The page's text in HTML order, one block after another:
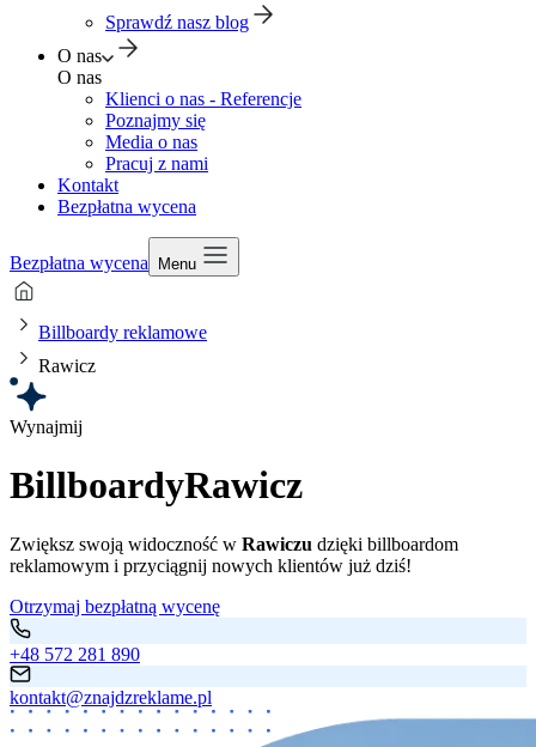
Sprawdź nasz blog
O nas
O nas
Klienci o nas - Referencje
Poznajmy się
Media o nas
Pracuj z nami
Kontakt
Bezpłatna wycena
Bezpłatna wycena Menu
Billboardy reklamowe
Rawicz
Wynajmij
BillboardyRawicz
Zwiększ swoją widoczność w Rawiczu dzięki billboardom
reklamowym i przyciągnij nowych klientów już dziś!
Otrzymaj bezpłatną wycenę
+48 572 281 890
kontakt@znajdzreklame.pl